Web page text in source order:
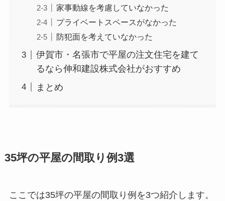
家事動線を考慮していなかった
プライベートスペースがなかった
防犯面を考えていなかった
伊賀市・名張市で平屋の注文住宅を建て
るなら伸和建設株式会社がおすすめ
まとめ
35坪の平屋の間取り例3選
ここでは35坪の平屋の間取り例を3つ紹介します。